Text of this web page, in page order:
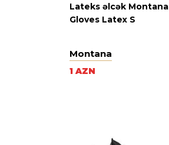
Lateks əlcək Montana
Gloves Latex S
Montana
1 AZN